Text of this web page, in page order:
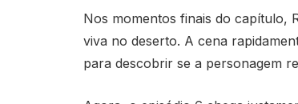
Nos momentos finais do capítulo,
viva no deserto. A cena
para descobrir se a personagem